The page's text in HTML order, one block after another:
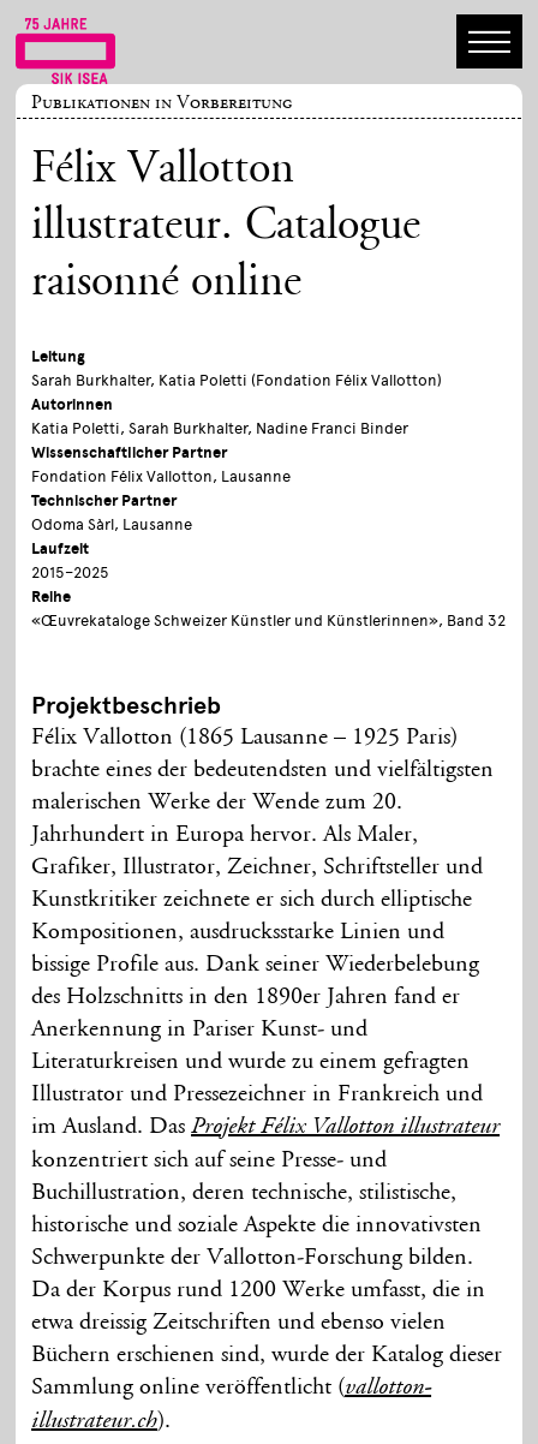
Publikationen in Vorbereitung
Félix Vallotton
illustrateur. Catalogue
raisonné online
Leitung
Sarah Burkhalter, Katia Poletti (Fondation Félix Vallotton)
Autorinnen
Katia Poletti, Sarah Burkhalter, Nadine Franci Binder
Wissenschaftlicher Partner
Fondation Félix Vallotton, Lausanne
Technischer Partner
Odoma Sàrl, Lausanne
Laufzeit
2015–2025
Reihe
«Œuvrekataloge Schweizer Künstler und Künstlerinnen», Band 32
Projektbeschrieb
Félix Vallotton (1865 Lausanne – 1925 Paris)
brachte eines der bedeutendsten und vielfältigsten
malerischen Werke der Wende zum 20.
Jahrhundert in Europa hervor. Als Maler,
Grafiker, Illustrator, Zeichner, Schriftsteller und
Kunstkritiker zeichnete er sich durch elliptische
Kompositionen, ausdrucksstarke Linien und
bissige Profile aus. Dank seiner Wiederbelebung
des Holzschnitts in den 1890er Jahren fand er
Anerkennung in Pariser Kunst- und
Literaturkreisen und wurde zu einem gefragten
Illustrator und Pressezeichner in Frankreich und
im Ausland. DasProjekt Félix Vallotton illustrateur
konzentriert sich auf seine Presse- und
Buchillustration, deren technische, stilistische,
historische und soziale Aspekte die innovativsten
Schwerpunkte der Vallotton-Forschung bilden.
Da der Korpus rund 1200 Werke umfasst, die in
etwa dreissig Zeitschriften und ebenso vielen
Büchern erschienen sind, wurde der Katalog dieser
Sammlung online veröffentlicht (vallotton-
illustrateur.ch).